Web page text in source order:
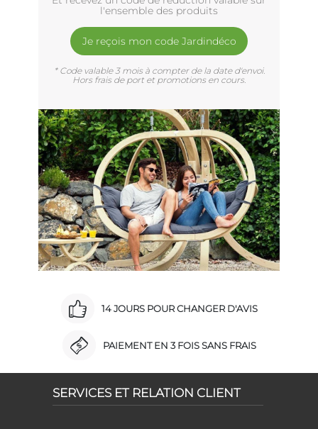
l'ensemble des produits
Je reçois mon code Jardindéco
* Code valable 3 mois à compter de la date d'envoi.
Hors frais de port et promotions en cours.
14 JOURS POUR CHANGER D'AVIS
PAIEMENT EN 3 FOIS SANS FRAIS
SERVICES ET RELATION CLIENT